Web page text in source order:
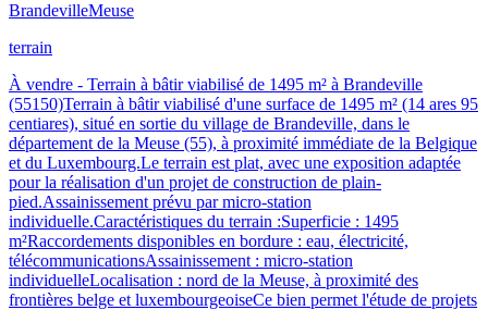
BrandevilleMeuse
terrain
À vendre - Terrain à bâtir viabilisé de 1495 m² à Brandeville
(55150)Terrain à bâtir viabilisé d'une surface de 1495 m² (14 ares 95
centiares), situé en sortie du village de Brandeville, dans le
département de la Meuse (55), à proximité immédiate de la Belgique
et du Luxembourg.Le terrain est plat, avec une exposition adaptée
pour la réalisation d'un projet de construction de plain-
pied.Assainissement prévu par micro-station
individuelle.Caractéristiques du terrain :Superficie : 1495
m²Raccordements disponibles en bordure : eau, électricité,
télécommunicationsAssainissement : micro-station
individuelleLocalisation : nord de la Meuse, à proximité des
frontières belge et luxembourgeoiseCe bien permet l'étude de projets